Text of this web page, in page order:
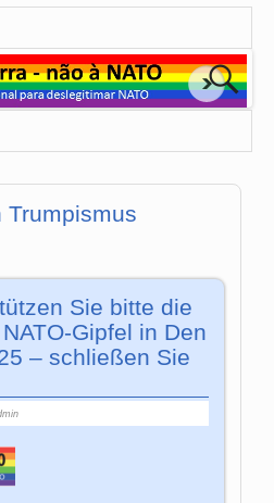
Trumpismus
Sie bitte die
Gipfel in Den
– schließen Sie